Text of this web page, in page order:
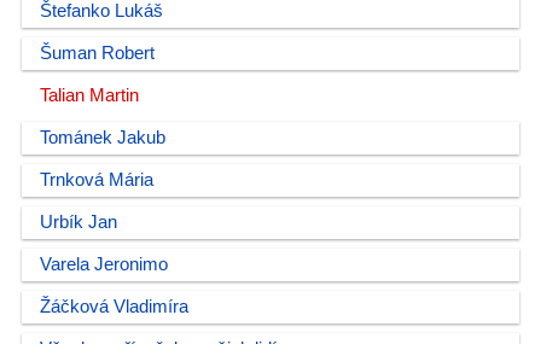
Štefanko Lukáš
Šuman Robert
Talian Martin
Tománek Jakub
Trnková Mária
Urbík Jan
Varela Jeronimo
Žáčková Vladimíra